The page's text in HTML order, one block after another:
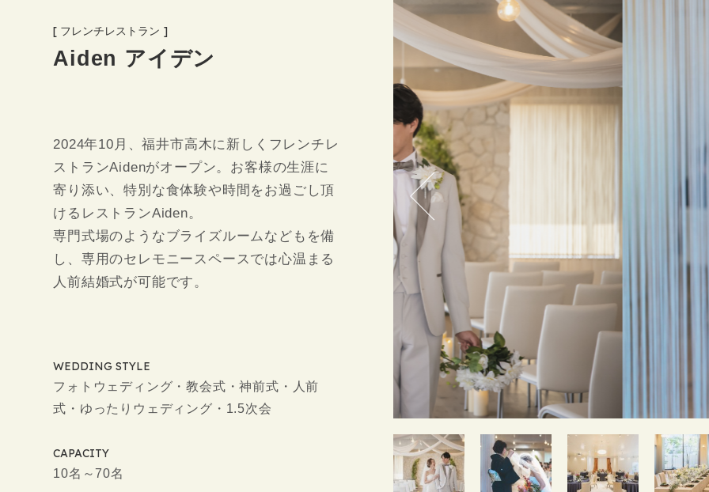
[ フレンチレストラン ]
Aiden アイデン
2024年10月、福井市高木に新しくフレンチレ
ストランAidenがオープン。お客様の生涯に
寄り添い、特別な食体験や時間をお過ごし頂
けるレストランAiden。
専門式場のようなブライズルームなどもを備
し、専用のセレモニースペースでは心温まる
人前結婚式が可能です。
WEDDING STYLE
フォトウェディング・教会式・神前式・人前
式・ゆったりウェディング・1.5次会
CAPACITY
10名～70名
WEDDING PLAN
PHOTO &MOVIE
STORIES
ACCESS
CONTACT
DRESS&KIMONO